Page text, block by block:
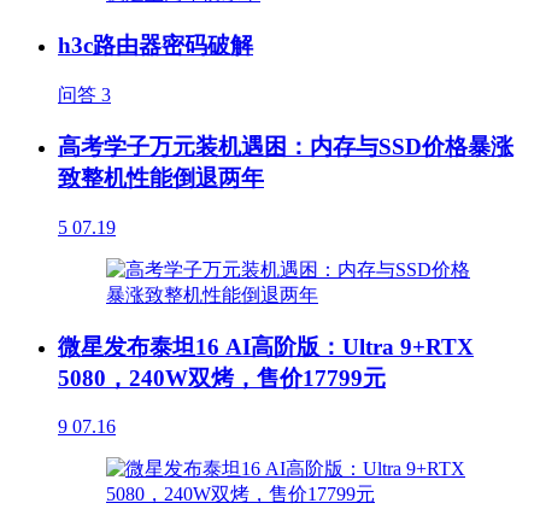
h3c路由器密码破解
问答 3
高考学子万元装机遇困：内存与SSD价格暴涨
致整机性能倒退两年
5 07.19
微星发布泰坦16 AI高阶版：Ultra 9+RTX
5080，240W双烤，售价17799元
9 07.16